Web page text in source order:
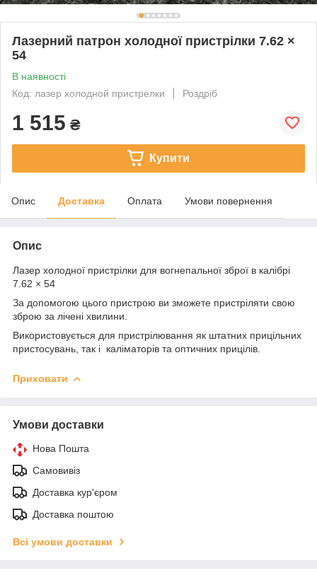
Лазерний патрон холодної пристрілки 7.62 ×
54
В наявності
Код: лазер холодной пристрелки
Роздріб
1 515 ₴
Купити
Опис Доставка Оплата Умови повернення
Опис
Лазер холодної пристрілки для вогнепальної зброї в калібрі
7.62 × 54
За допомогою цього пристрою ви зможете пристріляти свою
зброю за лічені хвилини.
Використовується для пристрілювання як штатних прицільних
пристосувань, так і каліматорів та оптичних прицілів.
Приховати
Умови доставки
Нова Пошта
Самовивіз
Доставка кур'єром
Доставка поштою
Всі умови доставки